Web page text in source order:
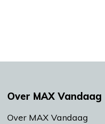
Over MAX Vandaag
Over MAX Vandaag